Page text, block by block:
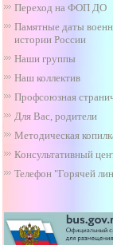
Переход на ФОП ДО
Памятные даты
истории России
Наши группы
Наш коллектив
Профсоюзная
Для Вас, родители
Методическая
Консультативный
Телефон "Горячей